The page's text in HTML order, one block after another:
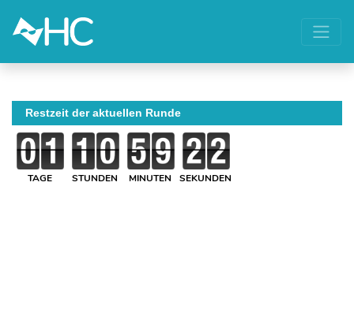
Restzeit der aktuellen Runde
TAGE STUNDEN MINUTEN SEKUNDEN